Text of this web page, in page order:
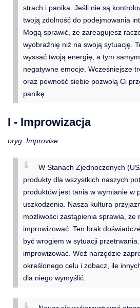
strach i panika. Jeśli nie są
twoją zdolność do podejmowania
Mogą sprawić, że zareagujesz
wyobraźnię niż na swoją sytuację.
wyssać twoją energię, a tym
negatywne emocje. Wcześniejsze
oraz pewność siebie pozwolą Ci
panikę
I - Improwizacja
oryg. Improvise
W Stanach Zjednoczonych
produkty dla wszystkich naszych
produktów jest tania w wymianie w
uszkodzenia. Nasza kultura
możliwości zastąpienia sprawia, że
improwizować. Ten brak
być wrogiem w sytuacji
improwizować. Weź narzędzie
określonego celu i zobacz, ile
dla niego wymyślić.